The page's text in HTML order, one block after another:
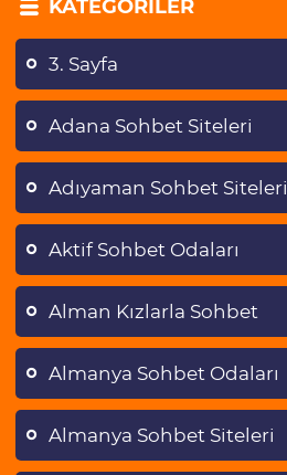
KATEGORILER
3. Sayfa
Adana Sohbet Siteleri
Adıyaman Sohbet Siteleri
Aktif Sohbet Odaları
Alman Kızlarla Sohbet
Almanya Sohbet Odaları
Almanya Sohbet Siteleri